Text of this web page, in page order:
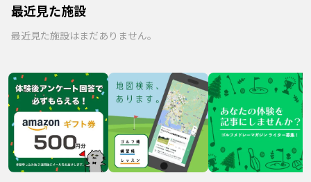
最近見た施設
最近見た施設はまだありません。